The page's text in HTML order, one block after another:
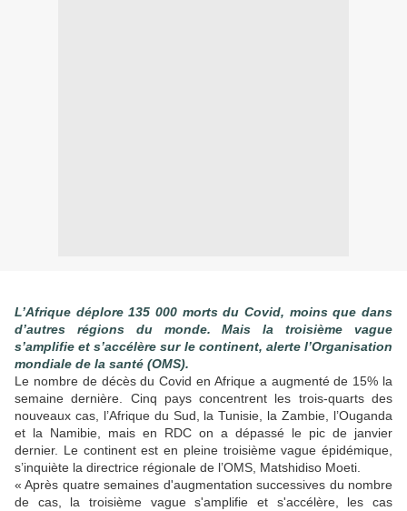
L’Afrique déplore 135 000 morts du Covid, moins que dans
d’autres régions du monde. Mais la troisième vague
s’amplifie et s’accélère sur le continent, alerte l’Organisation
mondiale de la santé (OMS).
Le nombre de décès du Covid en Afrique a augmenté de 15% la
semaine dernière. Cinq pays concentrent les trois-quarts des
nouveaux cas, l’Afrique du Sud, la Tunisie, la Zambie, l’Ouganda
et la Namibie, mais en RDC on a dépassé le pic de janvier
dernier. Le continent est en pleine troisième vague épidémique,
s’inquiète la directrice régionale de l’OMS, Matshidiso Moeti.
« Après quatre semaines d'augmentation successives du nombre
de cas, la troisième vague s'amplifie et s'accélère, les cas